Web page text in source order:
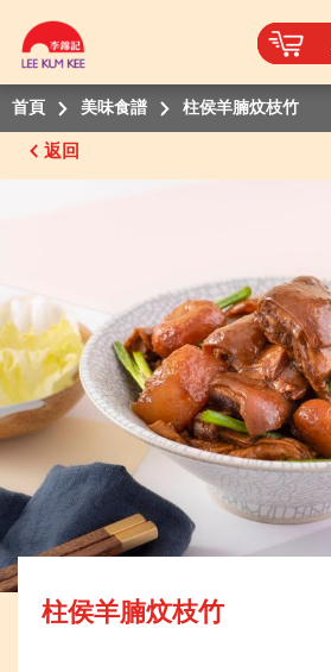
首頁 美味食譜 柱侯羊腩炆枝竹
返回
柱侯羊腩炆枝竹